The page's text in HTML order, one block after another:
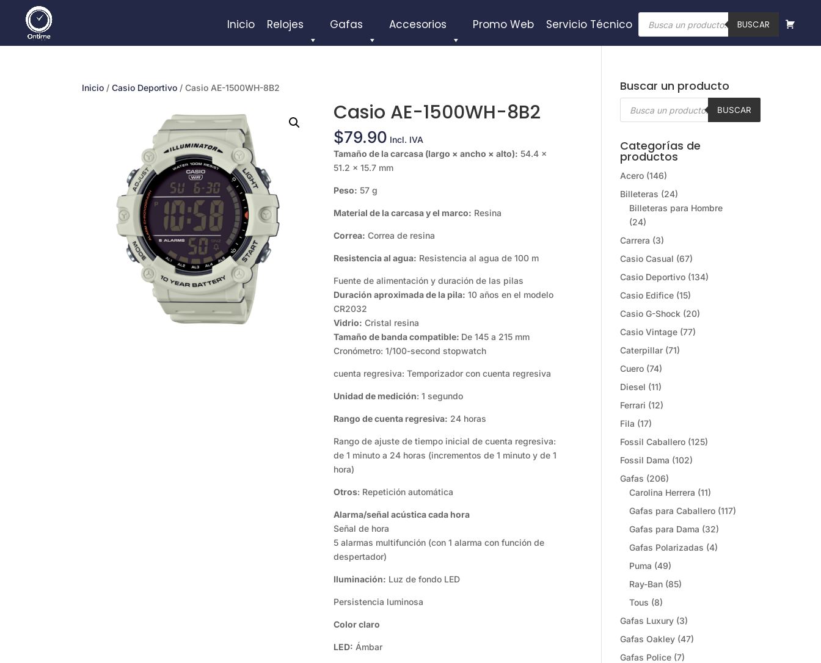
Inicio Relojes Gafas Accesorios Promo Web Servicio Técnico
Búsqueda
de
productos
BUSCAR
Inicio /Casio Deportivo / Casio AE-1500WH-8B2
Casio AE-1500WH-8B2
$79.90 Incl. IVA
Tamaño de la carcasa (largo × ancho × alto): 54.4 ×
51.2 × 15.7 mm
Peso: 57 g
Material de la carcasa y el marco: Resina
Correa: Correa de resina
Resistencia al agua: Resistencia al agua de 100 m
Fuente de alimentación y duración de las pilas
Duración aproximada de la pila: 10 años en el modelo
CR2032
Vidrio: Cristal resina
Tamaño de banda compatible: De 145 a 215 mm
Cronómetro: 1/100-second stopwatch
cuenta regresiva: Temporizador con cuenta regresiva
Unidad de medición: 1 segundo
Rango de cuenta regresiva: 24 horas
Rango de ajuste de tiempo inicial de cuenta regresiva:
de 1 minuto a 24 horas (incrementos de 1 minuto y de 1
hora)
Otros: Repetición automática
Alarma/señal acústica cada hora
Señal de hora
5 alarmas multifunción (con 1 alarma con función de
despertador)
Iluminación: Luz de fondo LED
Persistencia luminosa
Color claro
LED: Ámbar
Buscar un producto
Búsqueda
BUSCAR
Categorías de
productos
Acero (146)
Billeteras (24)
Billeteras para Hombre
(24)
Carrera (3)
Casio Casual (67)
Casio Deportivo (134)
Casio Edifice (15)
Casio G-Shock (20)
Casio Vintage (77)
Caterpillar (71)
Cuero (74)
Diesel (11)
Ferrari (12)
Fila (17)
Fossil Caballero (125)
Fossil Dama (102)
Gafas (206)
Carolina Herrera (11)
Gafas para Caballero (117)
Gafas para Dama (32)
Gafas Polarizadas (4)
Puma (49)
Ray-Ban (85)
Tous (8)
Gafas Luxury (3)
Gafas Oakley (47)
Gafas Police (7)